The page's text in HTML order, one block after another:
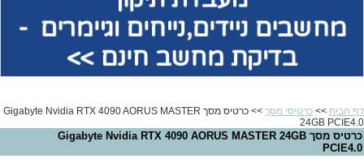
מחשביםניידים,נייחים וגיימרים -
בדיקת מחשב חינם >>
דף הבית >> כרטיסי מסך
>> כרטיס מסך Gigabyte Nvidia RTX 4090 AORUS MASTER
24GB PCIE4.0
כרטיס מסך Gigabyte Nvidia RTX 4090 AORUS MASTER 24GB
PCIE4.0